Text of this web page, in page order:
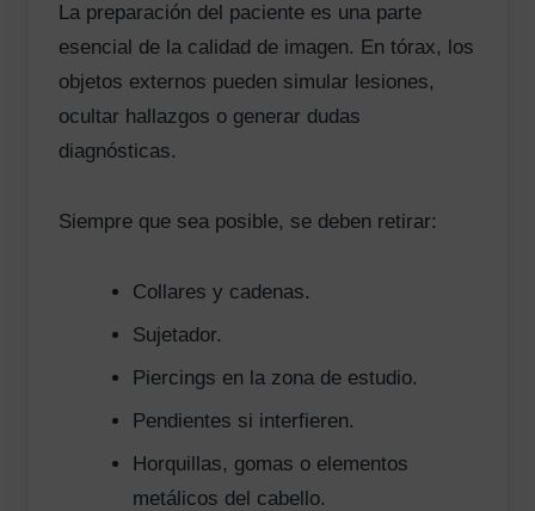
La preparación del paciente es una parte
esencial de la calidad de imagen. En tórax, los
objetos externos pueden simular lesiones,
ocultar hallazgos o generar dudas
diagnósticas.
Siempre que sea posible, se deben retirar:
Collares y cadenas.
Sujetador.
Piercings en la zona de estudio.
Pendientes si interfieren.
Horquillas, gomas o elementos
metálicos del cabello.